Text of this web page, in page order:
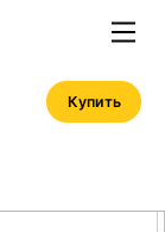
Купить